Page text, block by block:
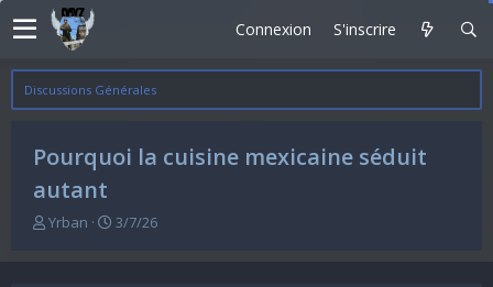
Connexion S'inscrire
Discussions Générales
Pourquoi la cuisine mexicaine séduit
autant
A
Yrban
D
3/7/26